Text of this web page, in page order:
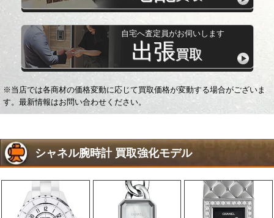
自宅へ査定員がお伺いします
出張買取
※当店では各商材の価格変動に応じて買取価格が変動する場合がございま
す。最新情報はお問い合わせください。
シャネル腕時計 買取強化モデル